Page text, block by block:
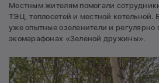
Местным жителям помогали
ТЭЦ, теплосетей и местной
уже опытные озеленители и регулярно
экомарафонах «Зеленой дружины».